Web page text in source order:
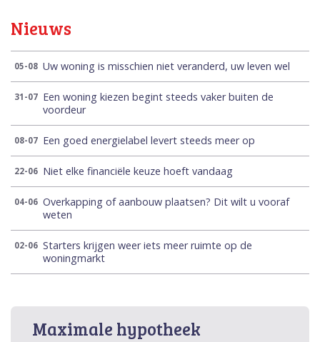
Nieuws
05-08 Uw woning is misschien niet veranderd, uw leven wel
31-07 Een woning kiezen begint steeds vaker buiten de
voordeur
08-07 Een goed energielabel levert steeds meer op
22-06 Niet elke financiële keuze hoeft vandaag
04-06 Overkapping of aanbouw plaatsen? Dit wilt u vooraf
weten
02-06 Starters krijgen weer iets meer ruimte op de
woningmarkt
Maximale hypotheek